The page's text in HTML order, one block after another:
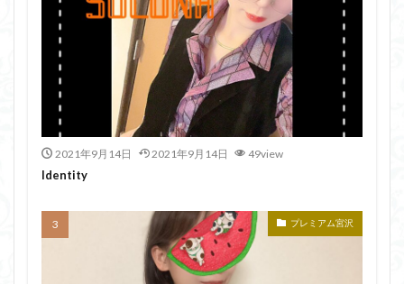
2021年9月14日 2021年9月14日 49view
Identity
プレミアム宮沢